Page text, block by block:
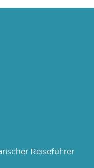
Reiseführer